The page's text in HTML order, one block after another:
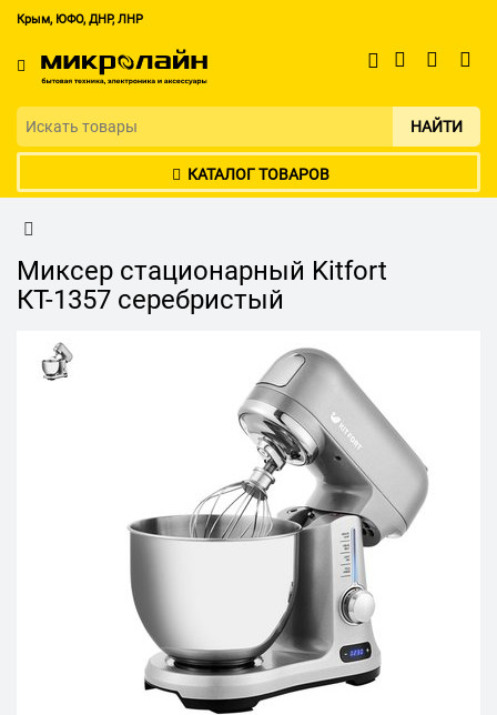
Крым, ЮФО, ДНР, ЛНР
НАЙТИ
КАТАЛОГ ТОВАРОВ
Миксер стационарный Kitfort
КТ-1357 серебристый